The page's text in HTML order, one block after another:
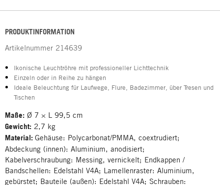
PRODUKTINFORMATION
Artikelnummer 214639
Ikonische Leuchtröhre mit professioneller Lichttechnik
Einzeln oder in Reihe zu hängen
Ideale Beleuchtung für Laufwege, Flure, Badezimmer, über Tresen und
Tischen
Maße: Ø 7 × L 99,5 cm
Gewicht: 2,7 kg
Material: Gehäuse: Polycarbonat/PMMA, coextrudiert;
Abdeckung (innen): Aluminium, anodisiert;
Kabelverschraubung: Messing, vernickelt; Endkappen /
Bandschellen: Edelstahl V4A; Lamellenraster: Aluminium,
gebürstet; Bauteile (außen): Edelstahl V4A; Schrauben: